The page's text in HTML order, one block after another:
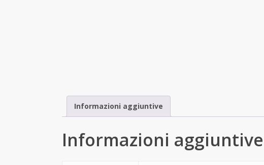
Informazioni aggiuntive
Informazioni aggiuntive